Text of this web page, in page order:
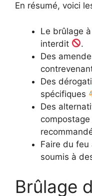
En résumé, voici
Le brûlage
interdit
.
Des
Des
spécifiques
Des
Faire du
soumis à
Brûlage